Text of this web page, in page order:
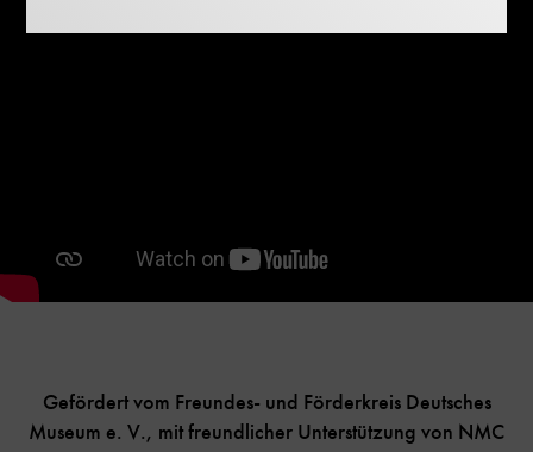
Gefördert vom Freundes- und Förderkreis Deutsches
Museum e. V., mit freundlicher Unterstützung von NMC